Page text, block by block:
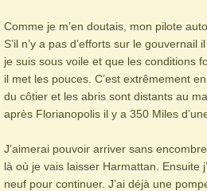
Comme je m’en doutais, mon pilote
S’il n’y a pas d’efforts sur le gouvernail
je suis sous voile et que les conditions
il met les pouces. C’est extrêmement
du côtier et les abris sont distants au
après Florianopolis il y a 350 Miles
J’aimerai pouvoir arriver sans
là où je vais laisser Harmattan. Ensuite
neuf pour continuer. J’ai déjà une